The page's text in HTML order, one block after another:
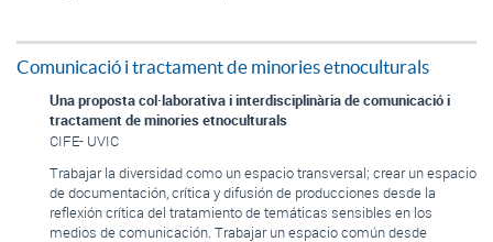
Comunicació i tractament de minories etnoculturals
Una proposta col·laborativa i interdisciplinària de comunicació i
tractament de minories etnoculturals
CIFE- UVIC
Trabajar la diversidad como un espacio transversal; crear un espacio
de documentación, crítica y difusión de producciones desde la
reflexión crítica del tratamiento de temáticas sensibles en los
medios de comunicación. Trabajar un espacio común desde